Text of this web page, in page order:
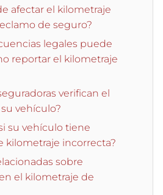
afectar el kilometraje
de seguro?
legales puede
reportar el kilometraje
verifican el
vehículo?
su vehículo tiene
kilometraje incorrecta?
sobre
el kilometraje de